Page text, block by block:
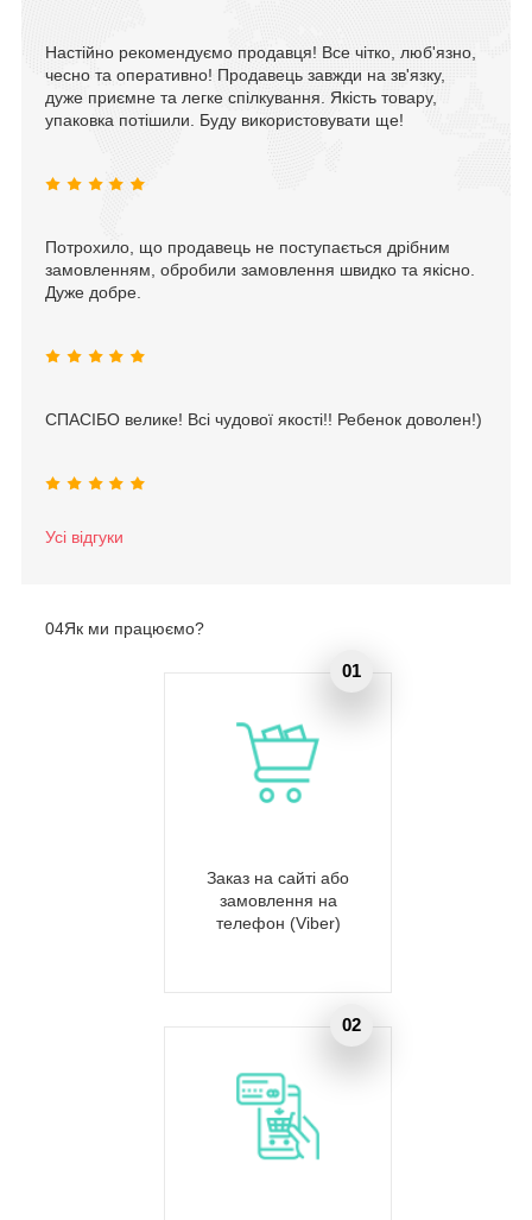
Настійно рекомендуємо продавця! Все чітко, люб'язно,
чесно та оперативно! Продавець завжди на зв'язку,
дуже приємне та легке спілкування. Якість товару,
упаковка потішили. Буду використовувати ще!
Потрохило, що продавець не поступається дрібним
замовленням, обробили замовлення швидко та якісно.
Дуже добре.
СПАСІБО велике! Всі чудової якості!! Ребенок доволен!)
Усі відгуки
04Як ми працюємо?
Заказ на сайті або
замовлення на
телефон (Viber)